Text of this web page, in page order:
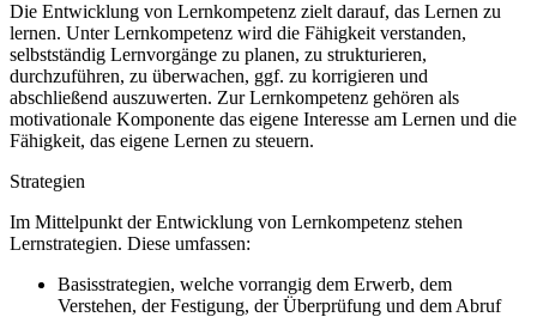
Die Entwicklung von Lernkompetenz zielt darauf, das Lernen zu
lernen. Unter Lernkompetenz wird die Fähigkeit verstanden,
selbstständig Lernvorgänge zu planen, zu strukturieren,
durchzuführen, zu überwachen, ggf. zu korrigieren und
abschließend auszuwerten. Zur Lernkompetenz gehören als
motivationale Komponente das eigene Interesse am Lernen und die
Fähigkeit, das eigene Lernen zu steuern.
Strategien
Im Mittelpunkt der Entwicklung von Lernkompetenz stehen
Lernstrategien. Diese umfassen:
Basisstrategien, welche vorrangig dem Erwerb, dem
Verstehen, der Festigung, der Überprüfung und dem Abruf